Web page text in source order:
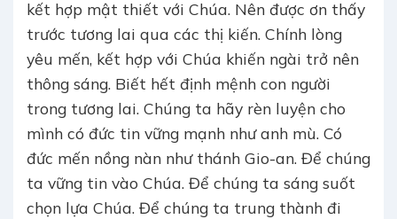
kết hợp mật thiết với Chúa. Nên được ơn thấy
trước tương lai qua các thị kiến. Chính lòng
yêu mến, kết hợp với Chúa khiến ngài trở nên
thông sáng. Biết hết định mệnh con người
trong tương lai. Chúng ta hãy rèn luyện cho
mình có đức tin vững mạnh như anh mù. Có
đức mến nồng nàn như thánh Gio-an. Để chúng
ta vững tin vào Chúa. Để chúng ta sáng suốt
chọn lựa Chúa. Để chúng ta trung thành đi